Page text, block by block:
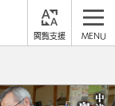
縮小